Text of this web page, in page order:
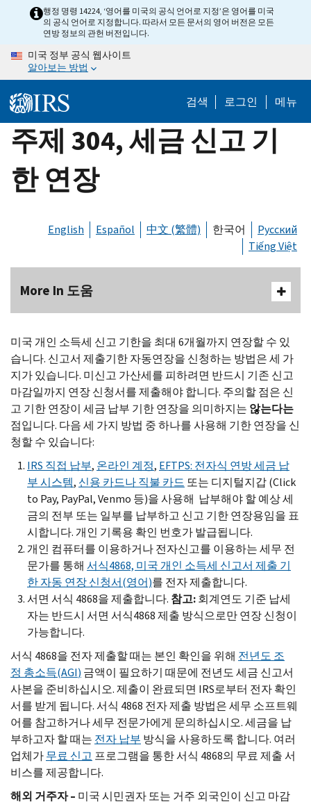
content
행정 명령 14224, ‘영어를 미국의 공식 언어로 지정’은 영어를 미국
의 공식 언어로 지정합니다. 따라서 모든 문서의 영어 버전은 모든
연방 정보의 관헌 버전입니다.
미국 정부 공식 웹사이트
알아보는 방법
검색 로그인 메뉴
주제 304, 세금 신고 기
한 연장
English Español 中文 (繁體) 한국어
Русский
Tiếng Việt
More In 도움
미국 개인 소득세 신고 기한을 최대 6개월까지 연장할 수 있
습니다. 신고서 제출기한 자동연장을 신청하는 방법은 세 가
지가 있습니다. 미신고 가산세를 피하려면 반드시 기존 신고
마감일까지 연장 신청서를 제출해야 합니다. 주의할 점은 신
고 기한 연장이 세금 납부 기한 연장을 의미하지는 않는다는
점입니다. 다음 세 가지 방법 중 하나를 사용해 기한 연장을 신
청할 수 있습니다:
IRS 직접 납부, 온라인 계정, EFTPS: 전자식 연방 세금 납
부 시스템, 신용 카드나 직불 카드 또는 디지털지갑 (Click
to Pay, PayPal, Venmo 등)을 사용해 납부해야 할 예상 세
금의 전부 또는 일부를 납부하고 신고 기한 연장용임을 표
시합니다. 개인 기록용 확인 번호가 발급됩니다.
개인 컴퓨터를 이용하거나 전자신고를 이용하는 세무 전
문가를 통해 서식4868, 미국 개인 소득세 신고서 제출 기
한 자동 연장 신청서(영어)를 전자 제출합니다.
서면 서식 4868을 제출합니다. 참고:회계연도 기준 납세
자는 반드시 서면 서식4868 제출 방식으로만 연장 신청이
가능합니다.
서식 4868을 전자 제출할 때는 본인 확인을 위해 전년도 조
정 총소득(AGI) 금액이 필요하기 때문에 전년도 세금 신고서
사본을 준비하십시오. 제출이 완료되면 IRS로부터 전자 확인
서를 받게 됩니다. 서식 4868 전자 제출 방법은 세무 소프트웨
어를 참고하거나 세무 전문가에게 문의하십시오. 세금을 납
부하고자 할 때는 전자 납부 방식을 사용하도록 합니다. 여러
업체가무료 신고 프로그램을 통한 서식 4868의 무료 제출 서
비스를 제공합니다.
해외 거주자 – 미국 시민권자 또는 거주 외국인이 신고 마감